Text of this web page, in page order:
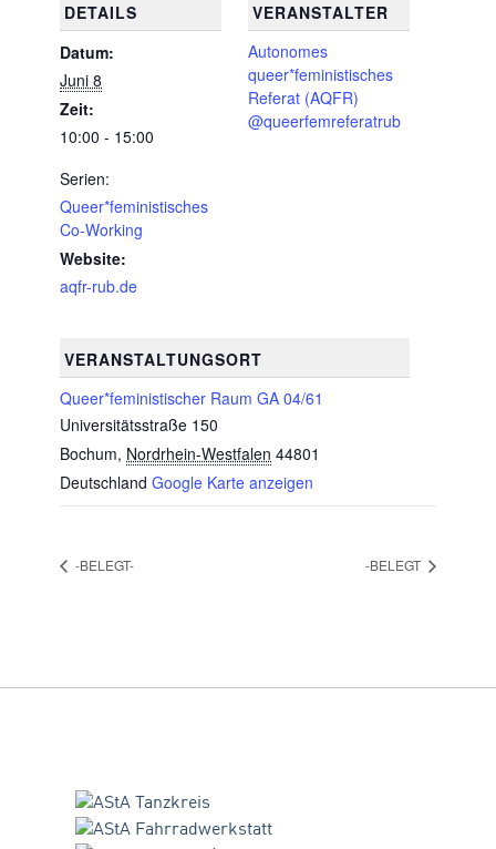
DETAILS
Datum:
Juni 8
Zeit:
10:00 - 15:00
Serien:
Queer*feministisches
Co-Working
Website:
aqfr-rub.de
VERANSTALTUNGSORT
Queer*feministischer Raum GA 04/61
Universitätsstraße 150
Bochum, Nordrhein-Westfalen 44801
Deutschland Google Karte anzeigen
VERANSTALTER
Autonomes
queer*feministisches
Referat (AQFR)
@queerfemreferatrub
-BELEGT- -BELEGT